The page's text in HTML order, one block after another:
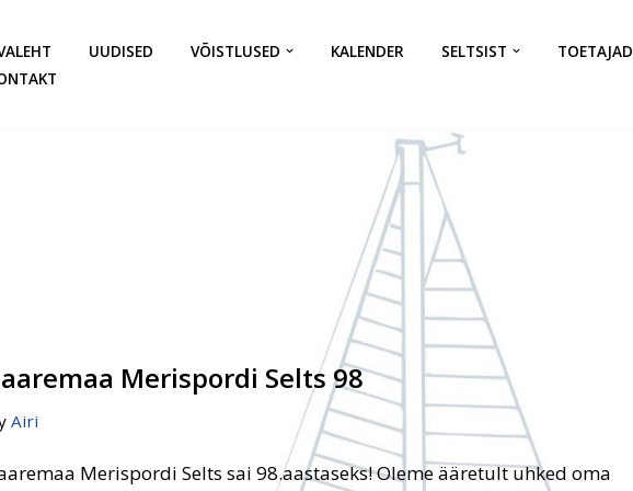
UUDISED VÕISTLUSED KALENDER SELTSIST TOETAJAD
Merispordi Selts 98
Airi
Merispordi Selts sai 98.aastaseks! Oleme ääretult uhked oma